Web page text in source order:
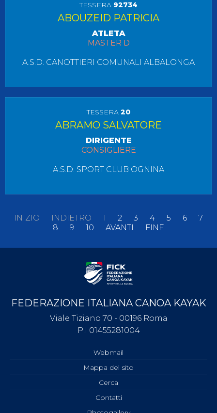
TESSERA 92734
ABOUZEID PATRICIA
ATLETA
MASTER D
A.S.D. CANOTTIERI COMUNALI ALBALONGA
TESSERA 20
ABRAMO SALVATORE
DIRIGENTE
CONSIGLIERE
A.S.D. SPORT CLUB OGNINA
INIZIO INDIETRO 1 2 3 4 5 6
7
8
9 10 AVANTI FINE
FEDERAZIONE ITALIANA CANOA KAYAK
Viale Tiziano 70 - 00196 Roma
P.I 01455281004
Webmail
Mappa del sito
Cerca
Contatti